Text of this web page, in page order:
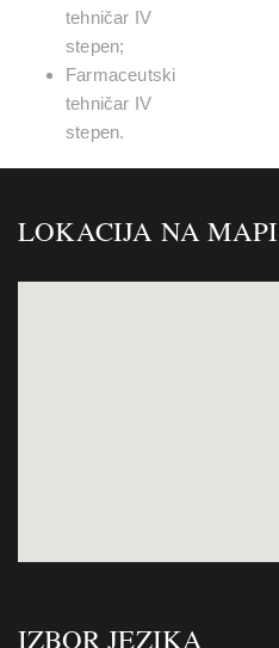
tehničar IV
stepen;
Farmaceutski
tehničar IV
stepen.
LOKACIJA NA MAPI
IZBOR JEZIKA